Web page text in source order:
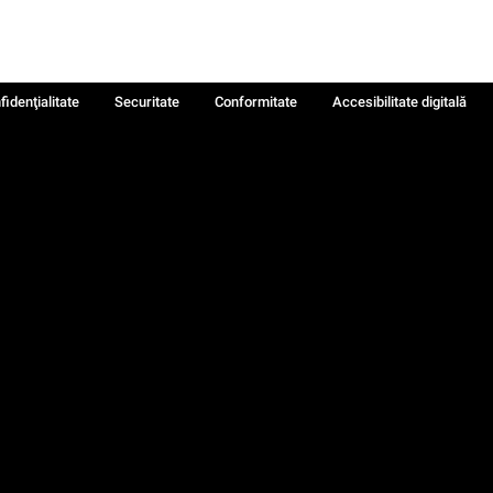
Securitate Conformitate
Accesibilitate digitală